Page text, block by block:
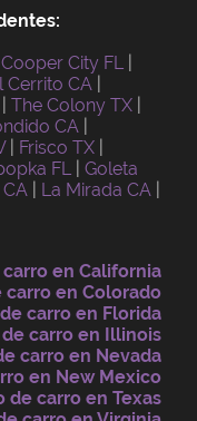
Cooper City FL
Cerrito CA
The Colony TX
CA
| Frisco TX
FL
Goleta
La Mirada CA
en California
carro en Colorado
carro en Florida
carro en Illinois
carro en Nevada
en New Mexico
de carro en Texas